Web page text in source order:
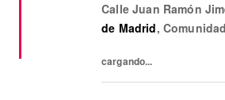
tienda Outlet de Las
ofrecemos? Jornada...
Calle Juan Ramón
de Madrid,
cargando...